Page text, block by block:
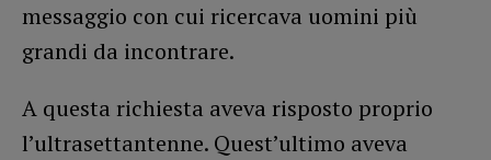
messaggio con cui ricercava uomini più
grandi da incontrare.
A questa richiesta aveva risposto proprio
l’ultrasettantenne. Quest’ultimo aveva